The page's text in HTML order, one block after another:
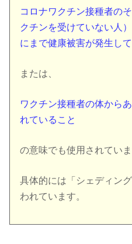
コロナワクチン接種者の
クチンを受けていない人
にまで健康被害が発生し
または、
ワクチン接種者の体から
れていること
の意味でも使用されていま
具体的には「シェディン
われています。